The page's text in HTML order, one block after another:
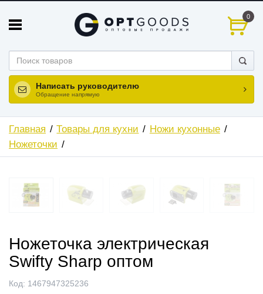
0
Написать руководителю
Обращение напрямую
Главная Товары для кухни
Ножи кухонные
Ножеточки
ХИТ
Ножеточка электрическая
Swifty Sharp оптом
Код: 1467947325236